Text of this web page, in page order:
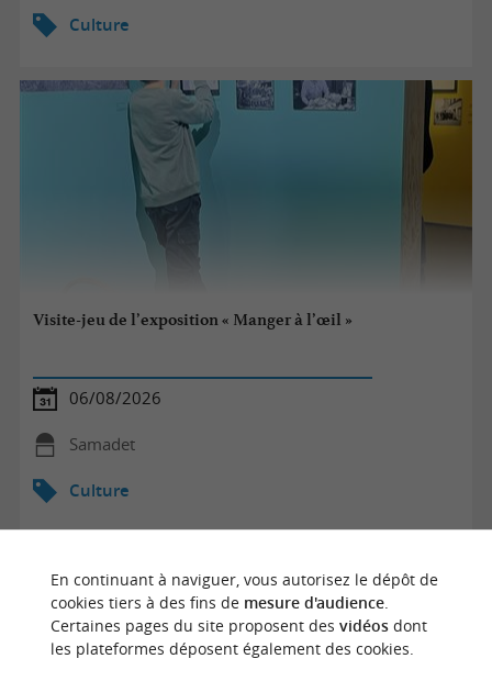
Culture
Visite-jeu de l’exposition « Manger à l’œil »
06/08/2026
Samadet
Culture
En continuant à naviguer, vous autorisez le dépôt de
cookies tiers à des fins de mesure d'audience.
Certaines pages du site proposent des vidéosdont
les plateformes déposent également des cookies.